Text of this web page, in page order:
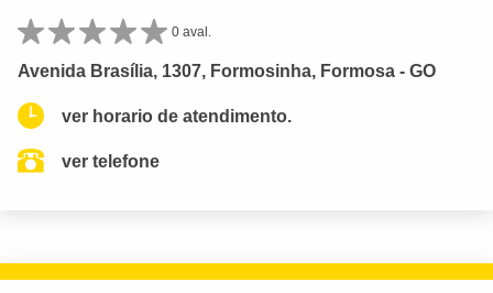
0 aval.
Avenida Brasília, 1307, Formosinha, Formosa - GO
ver horario de atendimento.
ver telefone